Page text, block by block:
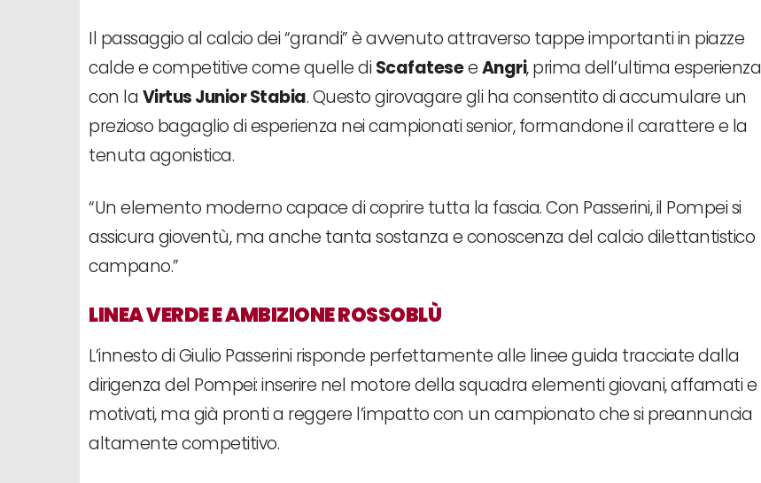
Il passaggio al calcio dei “grandi” è avvenuto attraverso tappe importanti in piazze
calde e competitive come quelle di ScafateseeAngri, prima dell’ultima esperienza
con la Virtus Junior Stabia. Questo girovagare gli ha consentito di accumulare un
prezioso bagaglio di esperienza nei campionati senior, formandone il carattere e la
tenuta agonistica.
“Un elemento moderno capace di coprire tutta la fascia. Con Passerini, il Pompei si
assicura gioventù, ma anche tanta sostanza e conoscenza del calcio dilettantistico
campano.”
LINEA VERDE E AMBIZIONE ROSSOBLÙ
L’innesto di Giulio Passerini risponde perfettamente alle linee guida tracciate dalla
dirigenza del Pompei: inserire nel motore della squadra elementi giovani, affamati e
motivati, ma già pronti a reggere l’impatto con un campionato che si preannuncia
altamente competitivo.